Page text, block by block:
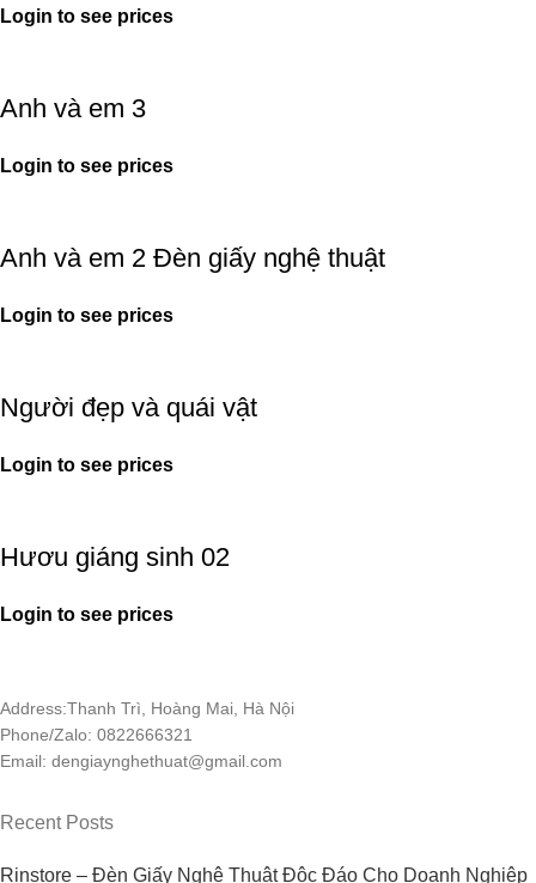
Login to see prices
Anh và em 3
Login to see prices
Anh và em 2 Đèn giấy nghệ thuật
Login to see prices
Người đẹp và quái vật
Login to see prices
Hươu giáng sinh 02
Login to see prices
Address:Thanh Trì, Hoàng Mai, Hà Nội
Phone/Zalo: 0822666321
Email: dengiaynghethuat@gmail.com
Recent Posts
Rinstore – Đèn Giấy Nghệ Thuật Độc Đáo Cho Doanh Nghiệp